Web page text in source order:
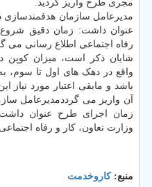
مجری طرح واریز گردید.
مدیرعامل سازمان
عنوان داشت: زمان دقیق
رفاه اجتماعی اطلاع رسانی می
شایان ذکر است، میزان کوپن
باشد و مابقی اعتبار مورد
آن واریز می گرددمدیرعامل
زمان اجرای طرح عنوان
وزارت تعاون، کار و رفاه
منبع:كاروخدمت